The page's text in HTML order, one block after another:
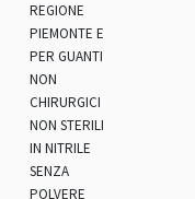
REGIONE
PIEMONTE E
PER GUANTI
NON
CHIRURGICI
NON STERILI
IN NITRILE
SENZA
POLVERE